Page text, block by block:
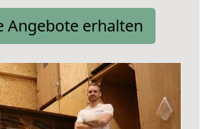
Angebote erhalten